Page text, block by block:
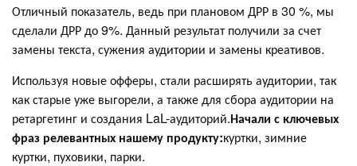
Отличный показатель, ведь при плановом ДРР в 30 %, мы
сделали ДРР до 9%. Данный результат получили за счет
замены текста, сужения аудитории и замены креативов.
Используя новые офферы, стали расширять аудитории, так
как старые уже выгорели, а также для сбора аудитории на
ретаргетинг и создания LaL-аудиторий.Начали с ключевых
фраз релевантных нашему продукту:куртки, зимние
куртки, пуховики, парки.